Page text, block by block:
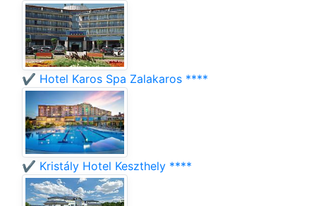
✔️ Hotel Karos Spa Zalakaros ****
✔️ Kristály Hotel Keszthely ****